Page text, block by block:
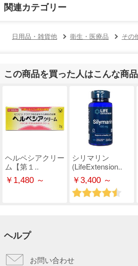
関連カテゴリー
日用品・雑貨他 衛生・医療品 その
この商品を買った人はこんな商
ヘルペシアクリー
ム【第１..
￥1,480 ～
シリマリン
(LifeExtension..
￥3,400 ～
ヘルプ
お問い合わせ